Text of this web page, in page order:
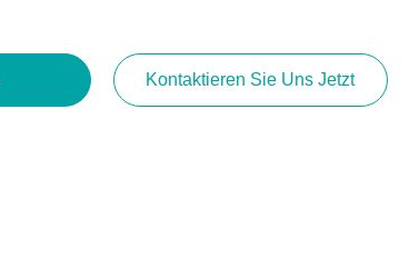
Kontaktieren Sie Uns Jetzt